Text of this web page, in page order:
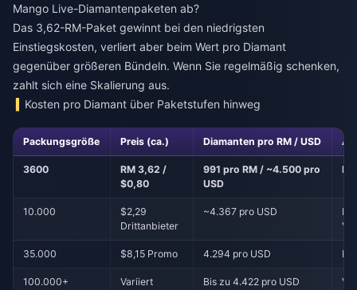
Mango Live-Diamantenpaketen ab?
Das 3,62-RM-Paket gewinnt bei den niedrigsten
Einstiegskosten, verliert aber beim Wert pro Diamant
gegenüber größeren Bündeln. Wenn Sie regelmäßig schenken,
zahlt sich eine Skalierung aus.
Kosten pro Diamant über Paketstufen hinweg
Packungsgröße Preis (ca.) Diamanten pro RM / USD
3600
RM 3,62 /
$0,80
991 pro RM / ~4.500 pro
USD
10.000
$2,29
Drittanbieter
~4.367 pro USD
35.000 $8,15 Promo 4.294 pro USD
100.000+ Variiert Bis zu 4.422 pro USD